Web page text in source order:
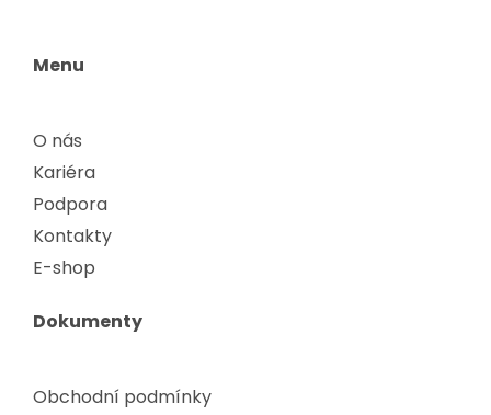
Menu
O nás
Kariéra
Podpora
Kontakty
E-shop
Dokumenty
Obchodní podmínky